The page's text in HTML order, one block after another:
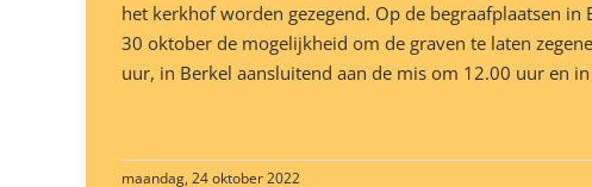
het kerkhof worden gezegend. Op de begraafplaatsen
30 oktober de mogelijkheid om de graven te laten
uur, in Berkel aansluitend aan de mis om 12.00 uur en
maandag, 24 oktober 2022